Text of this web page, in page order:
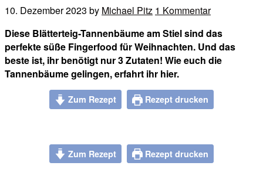
10. Dezember 2023 by Michael Pitz 1 Kommentar
Diese Blätterteig-Tannenbäume am Stiel sind das
perfekte süße Fingerfood für Weihnachten. Und das
beste ist, ihr benötigt nur 3 Zutaten! Wie euch die
Tannenbäume gelingen, erfahrt ihr hier.
Zum Rezept Rezept drucken
Zum Rezept Rezept drucken